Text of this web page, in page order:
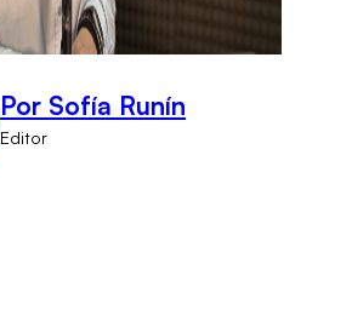
Por Sofía Runín
Editor